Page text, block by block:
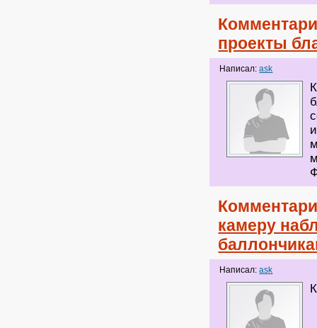
проекты
Написал:ask
камеру
Написал:ask